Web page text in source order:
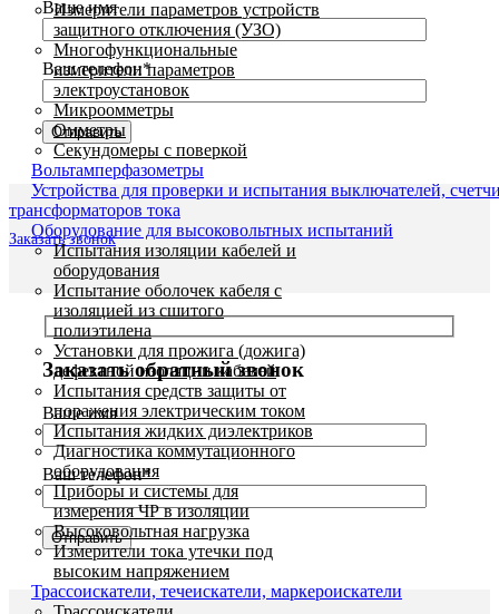
Ваше имя
Ваш телефон*
Заказать звонок
Заказать обратный звонок
Ваше имя
Ваш телефон*
Измерители параметров устройств
защитного отключения (УЗО)
Многофункциональные
измерители параметров
электроустановок
Микроомметры
Омметры
Секундомеры с поверкой
Вольтамперфазометры
Устройства для проверки и испытания выключателей,
трансформаторов тока
Оборудование для высоковольтных испытаний
Испытания изоляции кабелей и
оборудования
Испытание оболочек кабеля с
изоляцией из сшитого
полиэтилена
Установки для прожига (дожига)
дефектной изоляции кабелей
Испытания средств защиты от
поражения электрическим током
Испытания жидких диэлектриков
Диагностика коммутационного
оборудования
Приборы и системы для
измерения ЧР в изоляции
Высоковольтная нагрузка
Измерители тока утечки под
высоким напряжением
Трассоискатели, течеискатели, маркероискатели